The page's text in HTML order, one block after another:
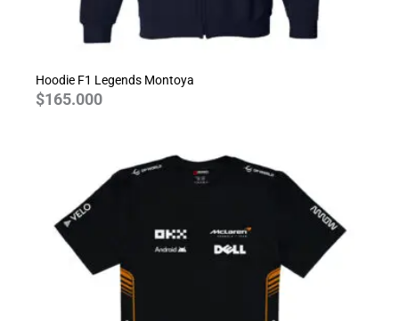
Hoodie F1 Legends Montoya
$165.000